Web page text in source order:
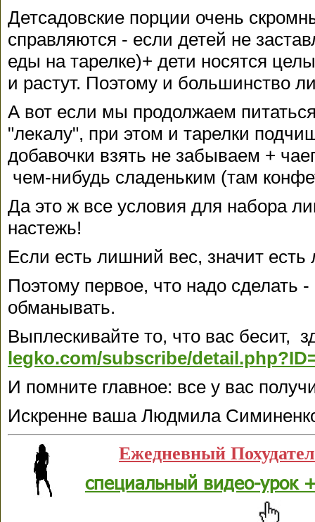
Детсадовские порции очень
справляются - если детей не
еды на тарелке)+ дети носятся
и растут. Поэтому и большинство
А вот если мы продолжаем
"лекалу", при этом и тарелки
добавочки взять не забываем +
чем-нибудь сладеньким (там
Да это ж все условия для набора
настежь!
Если есть лишний вес, значит
Поэтому первое, что надо сделать -
обманывать.
Выплескивайте то, что вас бесит,
legko.com/subscribe/
И помните главное: все у вас
Искренне ваша Людмила
Ежедневный
специальный видео-урок